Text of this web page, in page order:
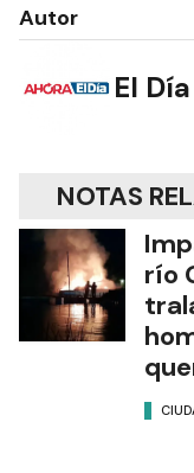
Autor
El
NOTAS
río